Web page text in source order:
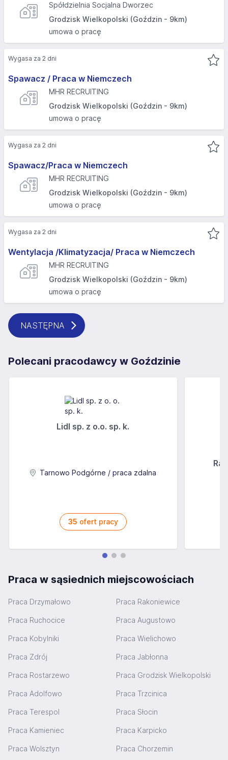
Spółdzielnia Socjalna Dworzec
Grodzisk Wielkopolski (Goździn - 9km)
umowa o pracę
Spawacz / Praca w Niemczech
MHR RECRUITING
Grodzisk Wielkopolski (Goździn - 9km)
umowa o pracę
Wygasa za 2 dni
Spawacz/Praca w Niemczech
MHR RECRUITING
Grodzisk Wielkopolski (Goździn - 9km)
umowa o pracę
Wygasa za 2 dni
Wentylacja /Klimatyzacja/ Praca w Niemczech
MHR RECRUITING
Grodzisk Wielkopolski (Goździn - 9km)
umowa o pracę
Wygasa za 2 dni
NASTĘPNA
Polecani pracodawcy w Goździnie
Lidl sp. z o.o. sp. k.
Tarnowo Podgórne / praca zdalna
35 ofert pracy
Praca w sąsiednich miejscowościach
Praca Drzymałowo Praca Rakoniewice
Praca Ruchocice Praca Augustowo
Praca Kobylniki Praca Wielichowo
Praca Zdrój Praca Jabłonna
Praca Rostarzewo Praca Grodzisk Wielkopolski
Praca Adolfowo Praca Trzcinica
Praca Terespol Praca Słocin
Praca Kamieniec Praca Karpicko
Praca Wolsztyn Praca Chorzemin